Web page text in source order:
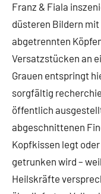
Franz & Fiala
düsteren Bildern
abgetrennten
Versatzstücken an
Grauen entspringt
sorgfältig
öffentlich
abgeschnittenen
Kopfkissen legt
getrunken wird –
Heilskräfte